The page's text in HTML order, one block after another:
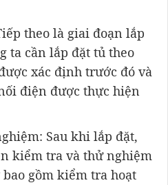
theo là giai đoạn lắp
ta cần lắp đặt tủ theo
xác định trước đó và
điện được thực hiện
Sau khi lắp đặt,
kiểm tra và thử nghiệm
gồm kiểm tra hoạt